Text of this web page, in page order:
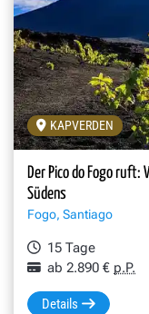
KAPVERDEN
Der Pico do Fogo ruft:
Südens
Fogo, Santiago
15 Tage
ab 2.890 € p.P.
Details